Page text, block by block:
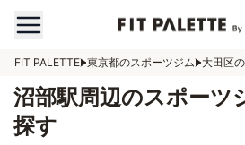
FIT PALETTE 東京都のスポーツジム 大田区
沼部駅周辺のスポーツ
探す